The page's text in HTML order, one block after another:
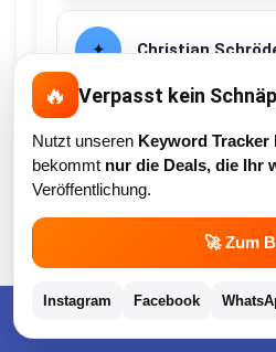
Christian
New Balance Sale
% Extra-Rabatt
Anonym
New Balance Sale
% Extra-Rabatt auf
🔥 Verpasst kein
Nutzt unseren Keyword Tracker
bekommt nur die Deals, die Ihr
Veröffentlichung.
🚀 Zum
Instagram Facebook